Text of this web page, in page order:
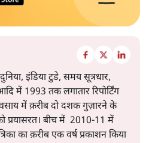
इंडिया टुडे, समय सूत्रधार,
में 1993 तक लगातार रिपोर्टिंग
में क़रीब दो दशक गुज़ारने के
प्रयासरत। बीच में 2010-11 में
का क़रीब एक वर्ष प्रकाशन किया